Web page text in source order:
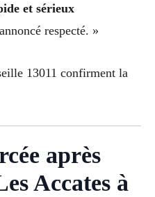
et sérieux
respecté. »
13011 confirment la
après
Accates à